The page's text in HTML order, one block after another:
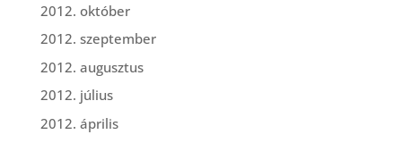
2012. október
2012. szeptember
2012. augusztus
2012. július
2012. április